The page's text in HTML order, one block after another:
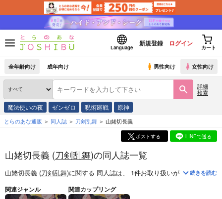
Language
新規登録 ログイン
カート
全年齢向け 成年向け 男性向け 女性向け
詳細
検索
魔法使いの夜 ゼンゼロ 呪術廻戦 原神
とらのあな通販 同人誌 刀剣乱舞 山姥切長義
ポストする LINEで送る
山姥切長義 (刀剣乱舞)の同人誌一覧
山姥切長義 (刀剣乱舞)に関する 同人誌は、 1件お取り扱いがございます。
続きを読む
関連ジャンル 関連カップリング